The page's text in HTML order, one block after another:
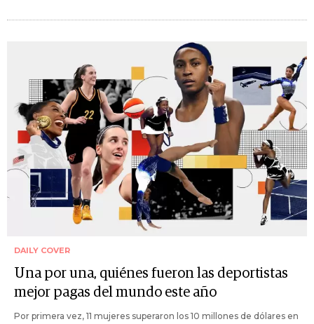
DAILY COVER
Una por una, quiénes fueron las deportistas
mejor pagas del mundo este año
Por primera vez, 11 mujeres superaron los 10 millones de dólares en